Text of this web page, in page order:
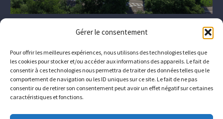
Gérer le consentement
Pour offrir les meilleures expériences, nous utilisons des technologies telles que
les cookies pour stocker et/ou accéder aux informations des appareils. Le fait de
consentir à ces technologies nous permettra de traiter des données telles que le
comportement de navigation ou les ID uniques sur ce site. Le fait de ne pas
consentir ou de retirer son consentement peut avoir un effet négatif sur certaines
caractéristiques et fonctions.